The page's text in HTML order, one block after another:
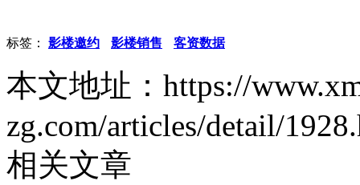
标签： 影楼邀约 影楼销售 客资数据
本文地址：https://
zg.com/articles/detail/
相关文章